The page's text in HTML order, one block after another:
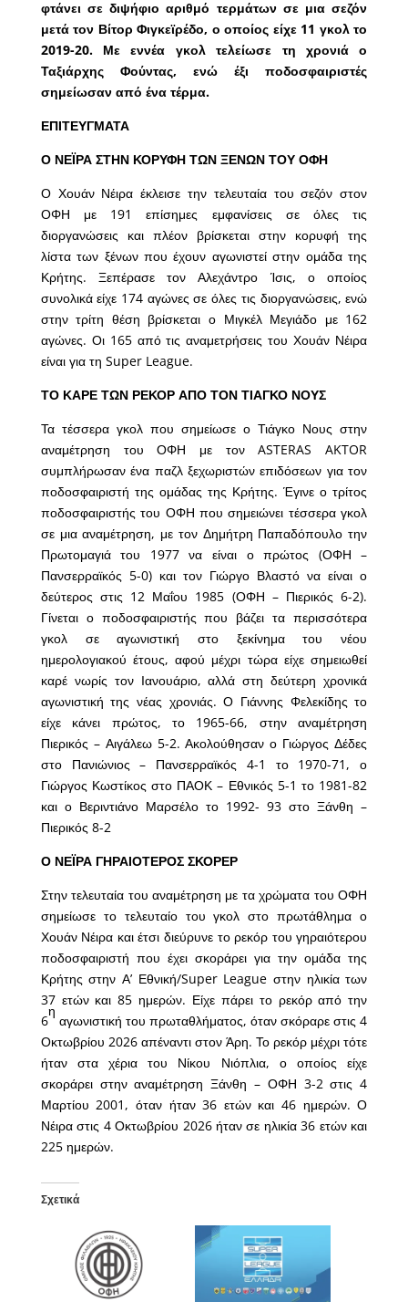
φτάνει σε διψήφιο αριθμό τερμάτων σε μια σεζόν
μετά τον Βίτορ Φιγκεϊρέδο, ο οποίος είχε 11 γκολ το
2019-20. Με εννέα γκολ τελείωσε τη χρονιά ο
Ταξιάρχης Φούντας, ενώ έξι ποδοσφαιριστές
σημείωσαν από ένα τέρμα.
ΕΠΙΤΕΥΓΜΑΤΑ
Ο ΝΕΪΡΑ ΣΤΗΝ ΚΟΡΥΦΗ ΤΩΝ ΞΕΝΩΝ ΤΟΥ ΟΦΗ
Ο Χουάν Νέιρα έκλεισε την τελευταία του σεζόν στον
ΟΦΗ με 191 επίσημες εμφανίσεις σε όλες τις
διοργανώσεις και πλέον βρίσκεται στην κορυφή της
λίστα των ξένων που έχουν αγωνιστεί στην ομάδα της
Κρήτης. Ξεπέρασε τον Αλεχάντρο Ίσις, ο οποίος
συνολικά είχε 174 αγώνες σε όλες τις διοργανώσεις, ενώ
στην τρίτη θέση βρίσκεται ο Μιγκέλ Μεγιάδο με 162
αγώνες. Οι 165 από τις αναμετρήσεις του Χουάν Νέιρα
είναι για τη Super League.
ΤΟ ΚΑΡΕ ΤΩΝ ΡΕΚΟΡ ΑΠΟ ΤΟΝ ΤΙΑΓΚΟ ΝΟΥΣ
Τα τέσσερα γκολ που σημείωσε ο Τιάγκο Νους στην
αναμέτρηση του ΟΦΗ με τον ASTERAS AKTOR
συμπλήρωσαν ένα παζλ ξεχωριστών επιδόσεων για τον
ποδοσφαιριστή της ομάδας της Κρήτης. Έγινε ο τρίτος
ποδοσφαιριστής του ΟΦΗ που σημειώνει τέσσερα γκολ
σε μια αναμέτρηση, με τον Δημήτρη Παπαδόπουλο την
Πρωτομαγιά του 1977 να είναι ο πρώτος (ΟΦΗ –
Πανσερραϊκός 5-0) και τον Γιώργο Βλαστό να είναι ο
δεύτερος στις 12 Μαΐου 1985 (ΟΦΗ – Πιερικός 6-2).
Γίνεται ο ποδοσφαιριστής που βάζει τα περισσότερα
γκολ σε αγωνιστική στο ξεκίνημα του νέου
ημερολογιακού έτους, αφού μέχρι τώρα είχε σημειωθεί
καρέ νωρίς τον Ιανουάριο, αλλά στη δεύτερη χρονικά
αγωνιστική της νέας χρονιάς. Ο Γιάννης Φελεκίδης το
είχε κάνει πρώτος, το 1965-66, στην αναμέτρηση
Πιερικός – Αιγάλεω 5-2. Ακολούθησαν ο Γιώργος Δέδες
στο Πανιώνιος – Πανσερραϊκός 4-1 το 1970-71, ο
Γιώργος Κωστίκος στο ΠΑΟΚ – Εθνικός 5-1 το 1981-82
και ο Βεριντιάνο Μαρσέλο το 1992- 93 στο Ξάνθη –
Πιερικός 8-2
Ο ΝΕΪΡΑ ΓΗΡΑΙΟΤΕΡΟΣ ΣΚΟΡΕΡ
Στην τελευταία του αναμέτρηση με τα χρώματα του ΟΦΗ
σημείωσε το τελευταίο του γκολ στο πρωτάθλημα ο
Χουάν Νέιρα και έτσι διεύρυνε το ρεκόρ του γηραιότερου
ποδοσφαιριστή που έχει σκοράρει για την ομάδα της
Κρήτης στην Α’ Εθνική/Super League στην ηλικία των
37 ετών και 85 ημερών. Είχε πάρει το ρεκόρ από την
6
η
αγωνιστική του πρωταθλήματος, όταν σκόραρε στις 4
Οκτωβρίου 2026 απέναντι στον Άρη. Το ρεκόρ μέχρι τότε
ήταν στα χέρια του Νίκου Νιόπλια, ο οποίος είχε
σκοράρει στην αναμέτρηση Ξάνθη – ΟΦΗ 3-2 στις 4
Μαρτίου 2001, όταν ήταν 36 ετών και 46 ημερών. Ο
Νέιρα στις 4 Οκτωβρίου 2026 ήταν σε ηλικία 36 ετών και
225 ημερών.
Σχετικά